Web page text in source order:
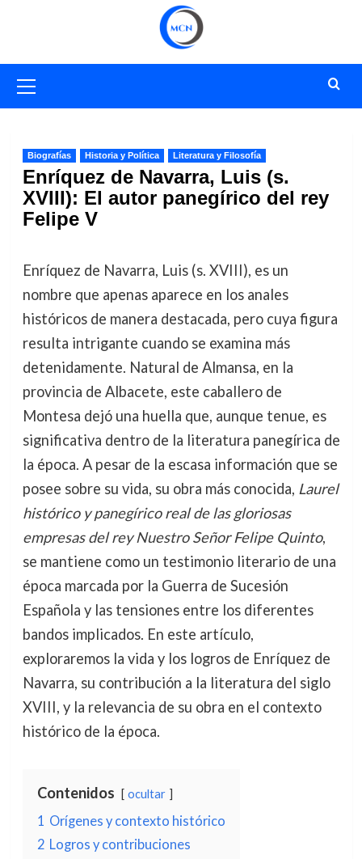
primario
Biografías Historia y Política Literatura y Filosofía
Enríquez de Navarra, Luis (s.
XVIII): El autor panegírico del rey
Felipe V
Enríquez de Navarra, Luis (s. XVIII), es un
nombre que apenas aparece en los anales
históricos de manera destacada, pero cuya figura
resulta intrigante cuando se examina más
detenidamente. Natural de Almansa, en la
provincia de Albacete, este caballero de
Montesa dejó una huella que, aunque tenue, es
significativa dentro de la literatura panegírica de
la época. A pesar de la escasa información que se
posee sobre su vida, su obra más conocida, Laurel
histórico y panegírico real de las gloriosas
empresas del rey Nuestro Señor Felipe Quinto,
se mantiene como un testimonio literario de una
época marcada por la Guerra de Sucesión
Española y las tensiones entre los diferentes
bandos implicados. En este artículo,
exploraremos la vida y los logros de Enríquez de
Navarra, su contribución a la literatura del siglo
XVIII, y la relevancia de su obra en el contexto
histórico de la época.
Contenidos ocultar
1 Orígenes y contexto histórico
2 Logros y contribuciones